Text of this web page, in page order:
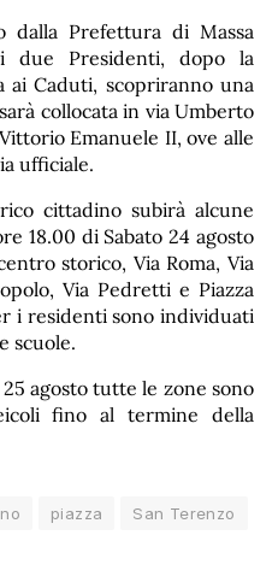
dalla Prefettura di Massa
due Presidenti, dopo la
ai Caduti, scopriranno una
collocata in via Umberto
Emanuele II, ove alle
ufficiale.
cittadino subirà alcune
18.00 di Sabato 24 agosto
storico, Via Roma, Via
Via Pedretti e Piazza
i residenti sono individuati
scuole.
agosto tutte le zone sono
fino al termine della
piazza
San Terenzo